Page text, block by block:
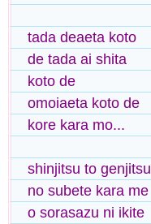
tada deaeta koto
de tada ai shita
koto de
omoiaeta koto de
kore kara mo...
shinjitsu to genjitsu
no subete kara me
o sorasazu ni ikite